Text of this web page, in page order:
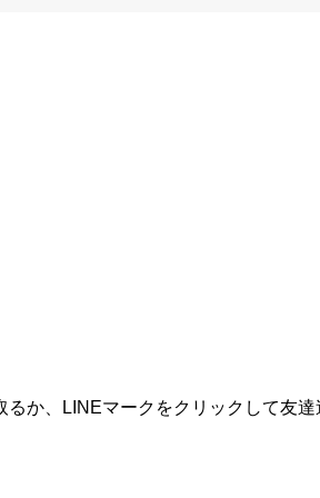
るか、LINEマークをクリックして友達